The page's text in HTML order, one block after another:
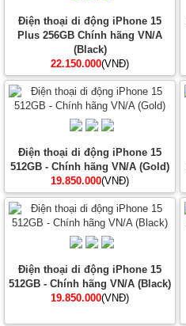
Điện thoại di động iPhone 15
Plus 256GB Chính hãng VN/A
(Black)
22.150.000(VNĐ)
Điện thoại di động iPhone 15
512GB - Chính hãng VN/A (Gold)
19.850.000(VNĐ)
Điện thoại di động iPhone 15
512GB - Chính hãng VN/A (Black)
19.850.000(VNĐ)